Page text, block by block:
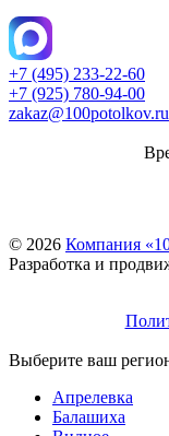
+7 (495) 233-22-60
+7 (925) 780-94-00
zakaz@100potolkov.ru
© 2026 Компания
Разработка и
Выберите ваш
Апрелевка
Балашиха